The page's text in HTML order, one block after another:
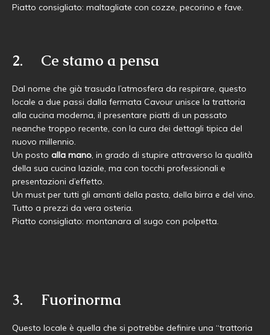
Piatto consigliato: maltagliate con cozze, pecorino e fave.
2. Ce stamo a pensa
Dal nome che già trasuda l’atmosfera da respirare, questo
locale a due passi dalla fermata Cavour unisce la trattoria
alla cucina moderna, il presentare piatti di un passato
neanche troppo recente, con la cura dei dettagli tipica del
nuovo millennio.
Un posto alla mano, in grado di stupire attraverso la qualità
della sua cucina laziale, ma con tocchi professionali e
presentazioni d’effetto.
Un must per tutti gli amanti della pasta, della birra e del vino.
Tutto a prezzi da vera osteria.
Piatto consigliato: montanara al sugo con polpetta.
3. Fuorinorma
Questo locale è quella che si potrebbe definire una “trattoria